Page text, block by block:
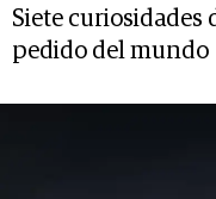
Siete curiosidades
pedido del mundo